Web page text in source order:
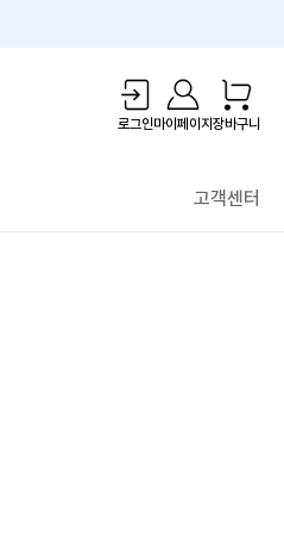
로그인마이페이지장바구니
고객센터